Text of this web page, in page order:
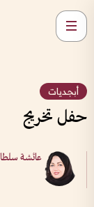
أبجديات
حفل تخريج
عائشة